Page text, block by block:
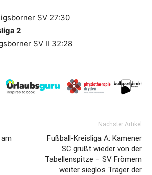
SV 27:30
2
SV II 32:28
Nächster Artikel
Fußball-Kreisliga A: Kamener
SC grüßt wieder von der
Tabellenspitze – SV Frömern
weiter sieglos Träger der